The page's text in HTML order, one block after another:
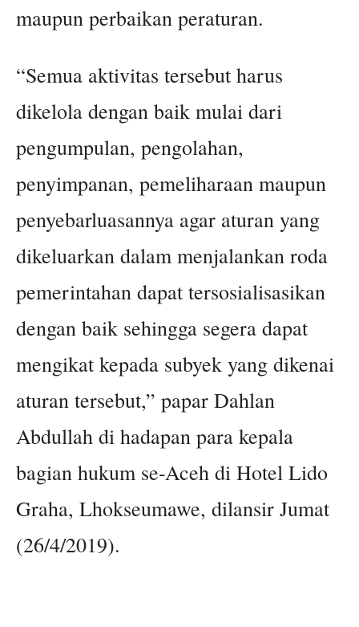
maupun perbaikan peraturan.
“Semua aktivitas tersebut harus
dikelola dengan baik mulai dari
pengumpulan, pengolahan,
penyimpanan, pemeliharaan maupun
penyebarluasannya agar aturan yang
dikeluarkan dalam menjalankan roda
pemerintahan dapat tersosialisasikan
dengan baik sehingga segera dapat
mengikat kepada subyek yang dikenai
aturan tersebut,” papar Dahlan
Abdullah di hadapan para kepala
bagian hukum se-Aceh di Hotel Lido
Graha, Lhokseumawe, dilansir Jumat
(26/4/2019).